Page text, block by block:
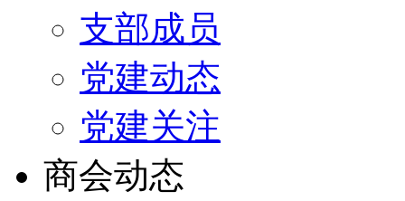
支部成员
党建动态
党建关注
商会动态